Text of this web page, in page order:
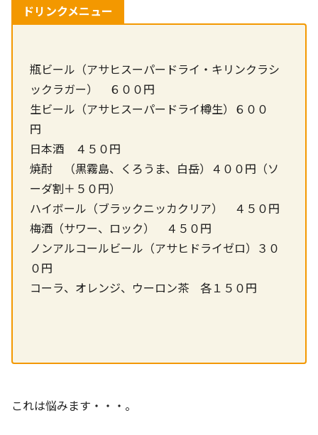
ドリンクメニュー
瓶ビール（アサヒスーパードライ・キリンクラシ
ックラガー） ６００円
生ビール（アサヒスーパードライ樽生）６００
円
日本酒 ４５０円
焼酎 （黒霧島、くろうま、白岳）４００円（ソ
ーダ割＋５０円）
ハイボール（ブラックニッカクリア） ４５０円
梅酒（サワー、ロック） ４５０円
ノンアルコールビール（アサヒドライゼロ）３０
０円
コーラ、オレンジ、ウーロン茶 各１５０円
これは悩みます・・・。